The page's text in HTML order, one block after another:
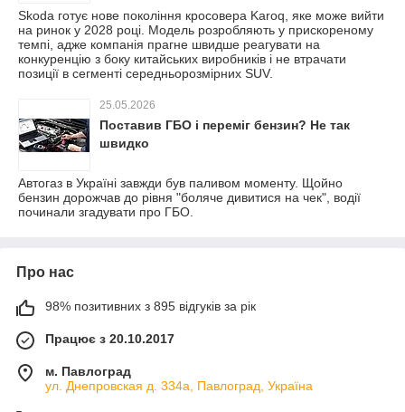
Skoda готує нове покоління кросовера Karoq, яке може вийти
на ринок у 2028 році. Модель розробляють у прискореному
темпі, адже компанія прагне швидше реагувати на
конкуренцію з боку китайських виробників і не втрачати
позиції в сегменті середньорозмірних SUV.
25.05.2026
Поставив ГБО і переміг бензин? Не так
швидко
Автогаз в Україні завжди був паливом моменту. Щойно
бензин дорожчав до рівня "боляче дивитися на чек", водії
починали згадувати про ГБО.
Про нас
98% позитивних з 895 відгуків за рік
Працює з 20.10.2017
м. Павлоград
ул. Днепровская д. 334а, Павлоград, Україна